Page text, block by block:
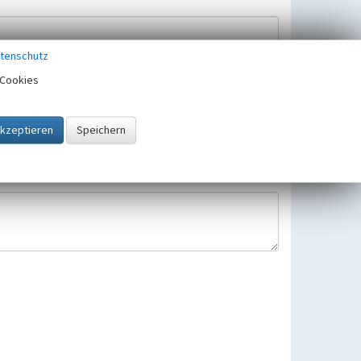
gespeichert und verwendet.
gültigen Europäischen